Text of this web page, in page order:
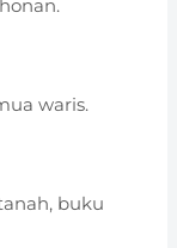
waris.
buku